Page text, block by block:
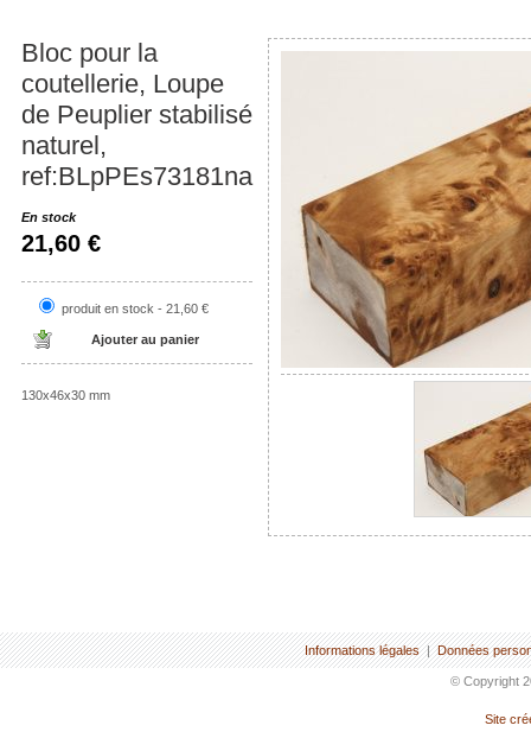
Bloc pour la
coutellerie, Loupe
de Peuplier stabilisé
naturel,
ref:BLpPEs73181na
En stock
21,60 €
produit en stock - 21,60 €
130x46x30 mm
Informations légales | Données
© Copyright
Site